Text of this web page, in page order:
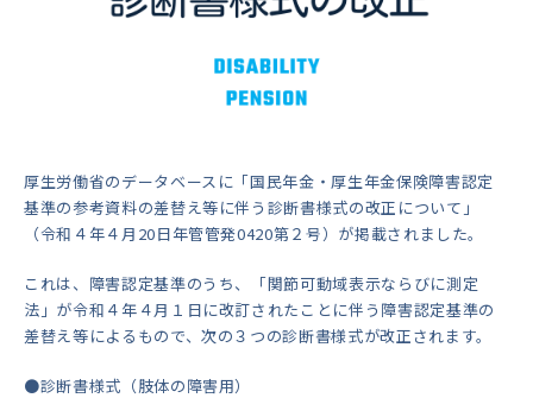
厚生労働省のデータベースに「国民年金・厚生年金保険障害認定
基準の参考資料の差替え等に伴う診断書様式の改正について」
（令和４年４月20日年管管発0420第２号）が掲載されました。
これは、障害認定基準のうち、「関節可動域表示ならびに測定
法」が令和４年４月１日に改訂されたことに伴う障害認定基準の
差替え等によるもので、次の３つの診断書様式が改正されます。
●診断書様式（肢体の障害用）